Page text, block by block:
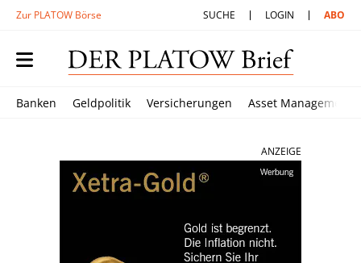
Zur PLATOW Börse SUCHE LOGIN ABO
Banken Geldpolitik Versicherungen Asset Management
ANZEIGE